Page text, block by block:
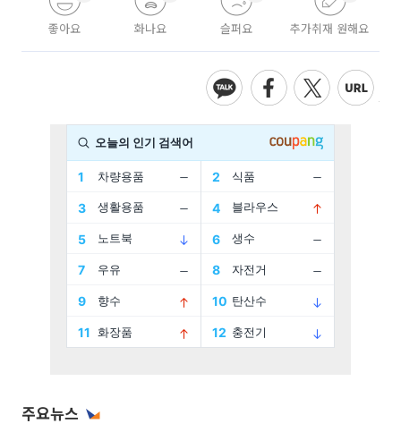
좋아요 화나요 슬퍼요 추가취재 원해요
주요뉴스